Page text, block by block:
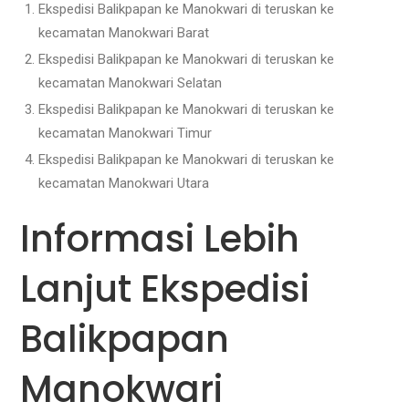
Ekspedisi Balikpapan ke Manokwari di teruskan ke
kecamatan Manokwari Barat
Ekspedisi Balikpapan ke Manokwari di teruskan ke
kecamatan Manokwari Selatan
Ekspedisi Balikpapan ke Manokwari di teruskan ke
kecamatan Manokwari Timur
Ekspedisi Balikpapan ke Manokwari di teruskan ke
kecamatan Manokwari Utara
Informasi Lebih
Lanjut Ekspedisi
Balikpapan
Manokwari